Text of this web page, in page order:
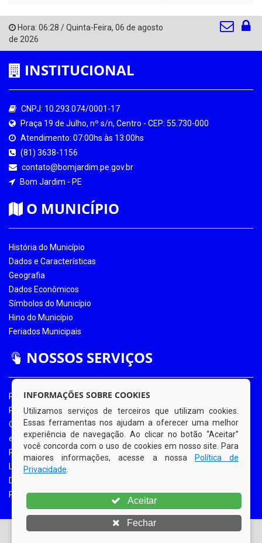
Hora: 06:28 /Quinta-Feira, 06 de agosto
de 2026
INSTITUCIONAL
CNPJ: 10.293.074/0001-17
Praça 19 de Julho, nº s/n, Centro - CEP: 55.730-000
Atendimento: 07:00hs às 13:00hs
(81) 3638-1156
contato@bomjardim.pe.gov.br
Bom Jardim - PE
O MUNICÍPIO
História do Município
Dados e Características
Geografia
Dados Econômicos
Símbolos do Município
Hino do Município
Feriados Municipais
NOSSOS SERVIÇOS
Portal da Transparência
Portal da Transparência COVID-19
Ouvidoria Eletrônica
e-SIC
Processos de Licitação
Licitações em Andamento
Diário Oficial
Portal do Contribuinte
© Copyright 2026 Prefeitura Municipal de Bom Jardim |
INFORMAÇÕES SOBRE COOKIES
Utilizamos serviços de terceiros que utilizam cookies.
Essas ferramentas nos ajudam a oferecer uma melhor
experiência de navegação. Ao clicar no botão “Aceitar”
você concorda com o uso de cookies em nosso site. Para
maiores informações, acesse a nossa
Política de
Privacidade
Aceitar
Fechar